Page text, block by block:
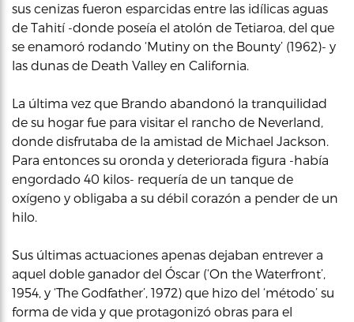
sus cenizas fueron esparcidas entre las idílicas aguas
de Tahití -donde poseía el atolón de Tetiaroa, del que
se enamoró rodando ‘Mutiny on the Bounty’ (1962)- y
las dunas de Death Valley en California.
La última vez que Brando abandonó la tranquilidad
de su hogar fue para visitar el rancho de Neverland,
donde disfrutaba de la amistad de Michael Jackson.
Para entonces su oronda y deteriorada figura -había
engordado 40 kilos- requería de un tanque de
oxígeno y obligaba a su débil corazón a pender de un
hilo.
Sus últimas actuaciones apenas dejaban entrever a
aquel doble ganador del Óscar (‘On the Waterfront’,
1954, y ‘The Godfather’, 1972) que hizo del ‘método’ su
forma de vida y que protagonizó obras para el